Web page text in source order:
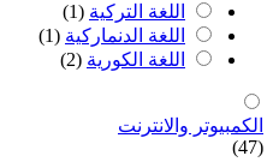
اللغة التركية (1)
اللغة الدنماركية (1)
اللغة الكورية (2)
الكمبيوتر واﻻنترنت
(47)